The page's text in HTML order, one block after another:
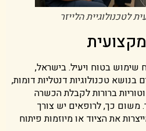
לטכנולוגיית הלייזר
שימוש בטוח ויעיל. בישראל,
טכנולוגיות דנטליות דומות,
ברורות לקבלת הכשרה
משום כך, לרופאים יש צורך
את הציוד או מיוזמות פיתוח